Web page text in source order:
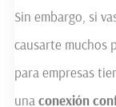
Sin embargo, si
causarte muchos
para empresas
una conexión